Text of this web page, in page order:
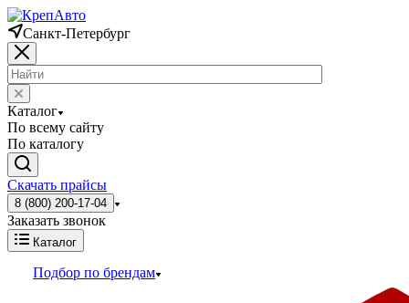
Санкт-Петербург
Каталог
По всему сайту
По каталогу
Скачать прайсы
8 (800) 200-17-04
Заказать звонок
Каталог
Подбор по брендам